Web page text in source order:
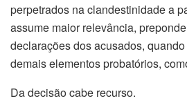
perpetrados na clandestinidade a
assume maior relevância,
declarações dos acusados,
demais elementos probatórios,
Da decisão cabe recurso.